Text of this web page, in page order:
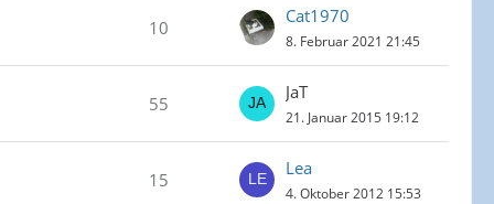
10
Cat1970
8. Februar 2021 21:45
55
JaT
21. Januar 2015 19:12
15
Lea
4. Oktober 2012 15:53